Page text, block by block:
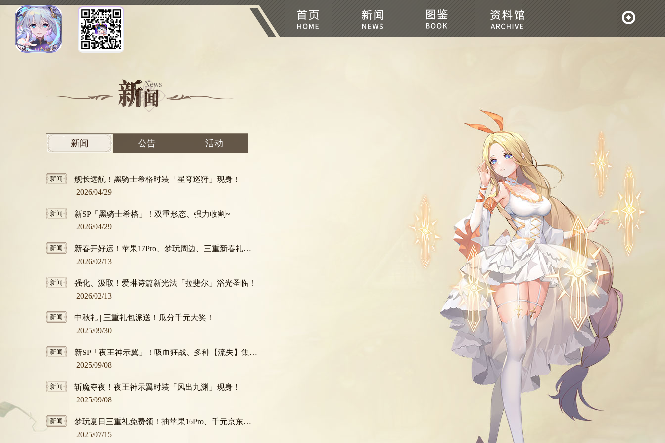
新闻 公告 活动
新闻
舰长远航！黑骑士希格时装「星穹巡狩」现身！
2026/04/29
新闻
新SP「黑骑士希格」！双重形态、强力收割~
2026/04/29
新闻
新春开好运！苹果17Pro、梦玩周边、三重新春礼包免费抱回家！
2026/02/13
新闻
强化、汲取！爱琳诗篇新光法「拉斐尔」浴光圣临！
2026/02/13
新闻
中秋礼 | 三重礼包派送！瓜分千元大奖！
2025/09/30
新闻
新SP「夜王神示翼」！吸血狂战、多种【流失】集于一身！
2025/09/08
新闻
斩魔夺夜！夜王神示翼时装「风出九渊」现身！
2025/09/08
新闻
梦玩夏日三重礼免费领！抽苹果16Pro、千元京东卡！
2025/07/15